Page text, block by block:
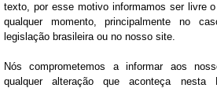
texto, por esse motivo informamos ser livre
qualquer momento, principalmente no
legislação brasileira ou no nosso site.
Nós comprometemos a informar aos
qualquer alteração que aconteça